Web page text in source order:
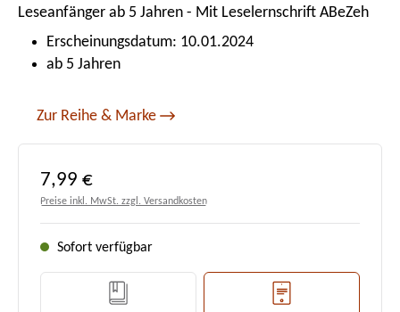
Leseanfänger ab 5 Jahren - Mit Leselernschrift ABeZeh
Erscheinungsdatum: 10.01.2024
ab 5 Jahren
Zur Reihe & Marke
Regulärer Preis:
7,99 €
Preise inkl. MwSt. zzgl. Versandkosten
Sofort verfügbar